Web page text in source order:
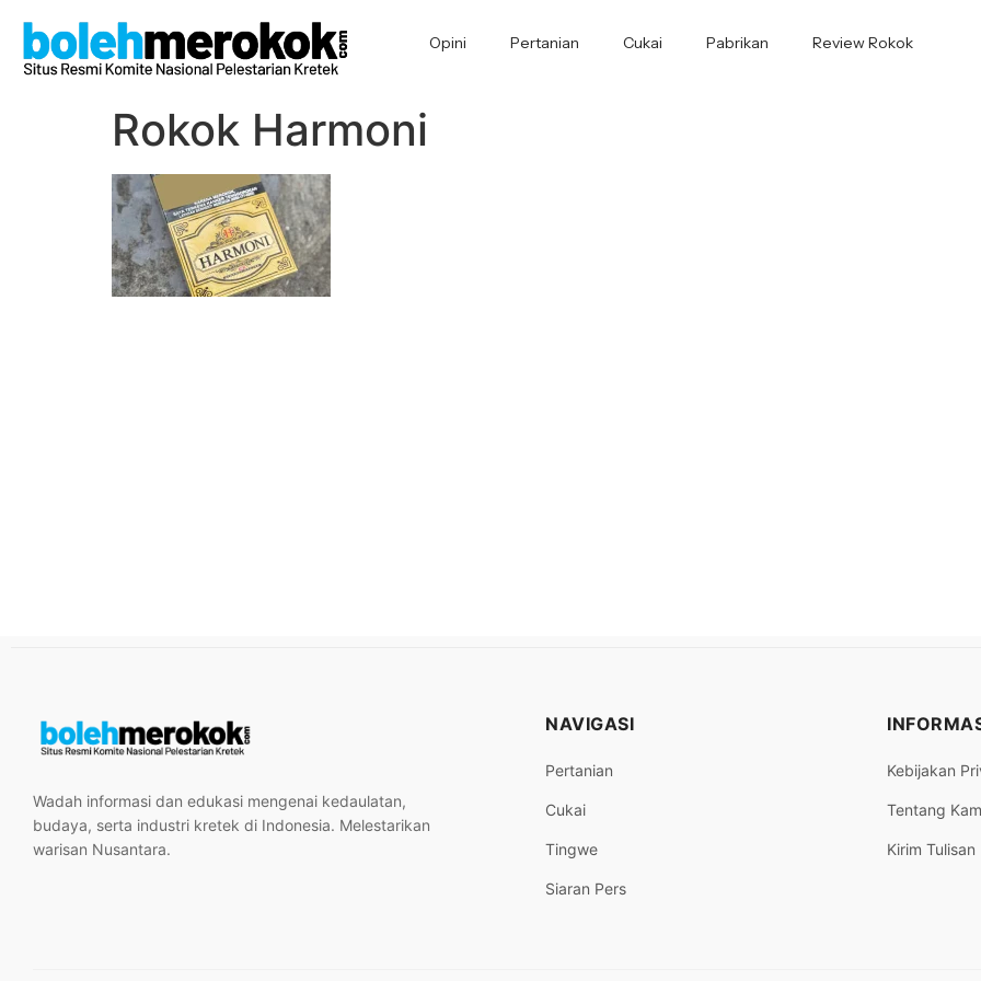
Opini Pertanian Cukai Pabrikan Review Rokok
Rokok Harmoni
Wadah informasi dan edukasi mengenai kedaulatan,
budaya, serta industri kretek di Indonesia. Melestarikan
warisan Nusantara.
NAVIGASI
Pertanian
Cukai
Tingwe
Siaran Pers
Kebijakan
Tentang
Kirim Tulisan